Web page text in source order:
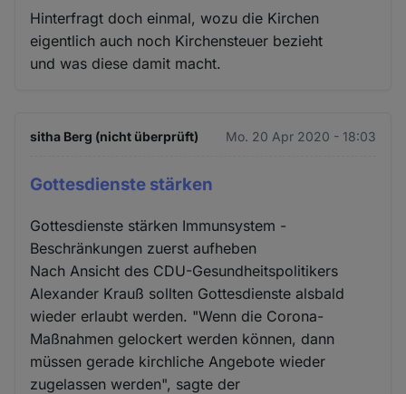
Hinterfragt doch einmal, wozu die Kirchen
eigentlich auch noch Kirchensteuer bezieht
und was diese damit macht.
sitha Berg (nicht überprüft) Mo. 20 Apr 2020 - 18:03
Gottesdienste stärken
Gottesdienste stärken Immunsystem -
Beschränkungen zuerst aufheben
Nach Ansicht des CDU-Gesundheitspolitikers
Alexander Krauß sollten Gottesdienste alsbald
wieder erlaubt werden. "Wenn die Corona-
Maßnahmen gelockert werden können, dann
müssen gerade kirchliche Angebote wieder
zugelassen werden", sagte der